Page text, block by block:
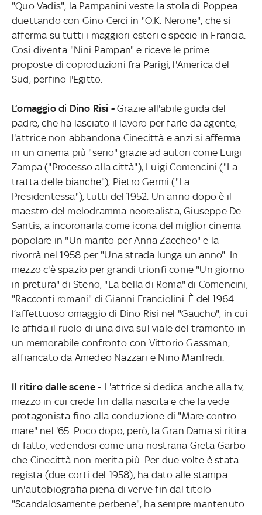
"Quo Vadis", la Pampanini veste la stola di Poppea
duettando con Gino Cerci in "O.K. Nerone", che si
afferma su tutti i maggiori esteri e specie in Francia.
Così diventa "Nini Pampan" e riceve le prime
proposte di coproduzioni fra Parigi, l'America del
Sud, perfino l'Egitto.
L’omaggio di Dino Risi -Grazie all'abile guida del
padre, che ha lasciato il lavoro per farle da agente,
l'attrice non abbandona Cinecittà e anzi si afferma
in un cinema più "serio" grazie ad autori come Luigi
Zampa ("Processo alla città"), Luigi Comencini ("La
tratta delle bianche"), Pietro Germi ("La
Presidentessa"), tutti del 1952. Un anno dopo è il
maestro del melodramma neorealista, Giuseppe De
Santis, a incoronarla come icona del miglior cinema
popolare in "Un marito per Anna Zaccheo" e la
rivorrà nel 1958 per "Una strada lunga un anno". In
mezzo c'è spazio per grandi trionfi come "Un giorno
in pretura" di Steno, "La bella di Roma" di Comencini,
"Racconti romani" di Gianni Franciolini. È del 1964
l’affettuoso omaggio di Dino Risi nel "Gaucho", in cui
le affida il ruolo di una diva sul viale del tramonto in
un memorabile confronto con Vittorio Gassman,
affiancato da Amedeo Nazzari e Nino Manfredi.
Il ritiro dalle scene - L'attrice si dedica anche alla tv,
mezzo in cui crede fin dalla nascita e che la vede
protagonista fino alla conduzione di "Mare contro
mare" nel '65. Poco dopo, però, la Gran Dama si ritira
di fatto, vedendosi come una nostrana Greta Garbo
che Cinecittà non merita più. Per due volte è stata
regista (due corti del 1958), ha dato alle stampa
un'autobiografia piena di verve fin dal titolo
"Scandalosamente perbene", ha sempre mantenuto